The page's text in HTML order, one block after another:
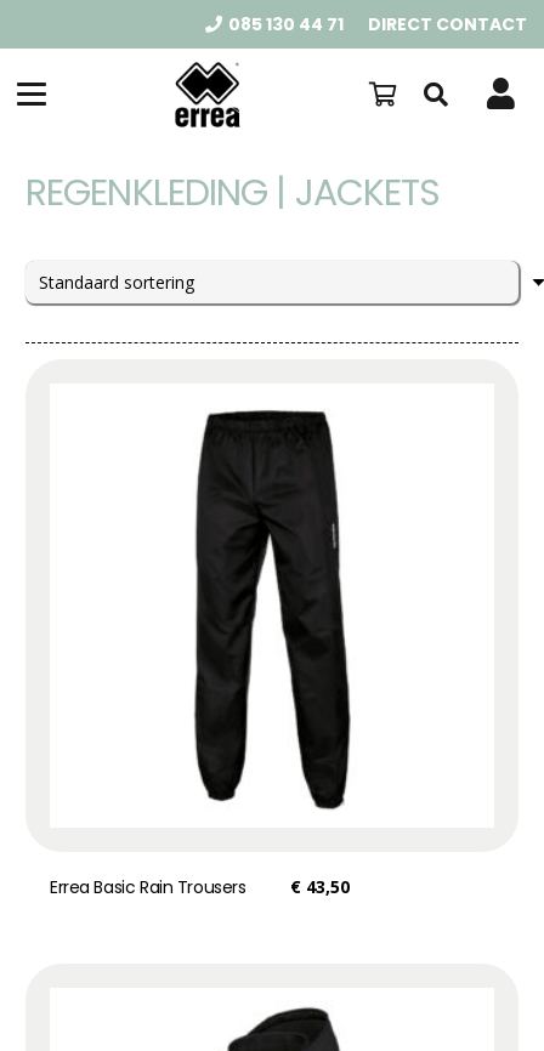
085 130 44 71 DIRECT CONTACT
REGENKLEDING | JACKETS
Errea Basic Rain Trousers € 43,50